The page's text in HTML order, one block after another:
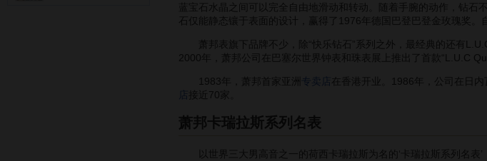
蓝宝石水晶之间可以完全自由地滑动和转动。随着手腕的动作，钻
石仅能静态镶于表面的设计，赢得了1976年德国巴登巴登金玫瑰奖。
萧邦表旗下品牌不少，除“快乐钻石”系列之外，最经典的还有
2000年，萧邦公司在巴塞尔世界钟表和珠表展上推出了首款“L.U.C
1983年，萧邦首家亚洲 专卖店 在香港开业。1986年，公司在日内
店
接近70家。
萧邦卡瑞拉斯系列名表
以世界三大男高音之一的荷西卡瑞拉斯为名的‘卡瑞拉斯系列名表’